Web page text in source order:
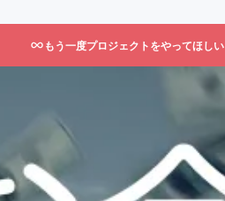
もう一度プロジェクトをやってほしい